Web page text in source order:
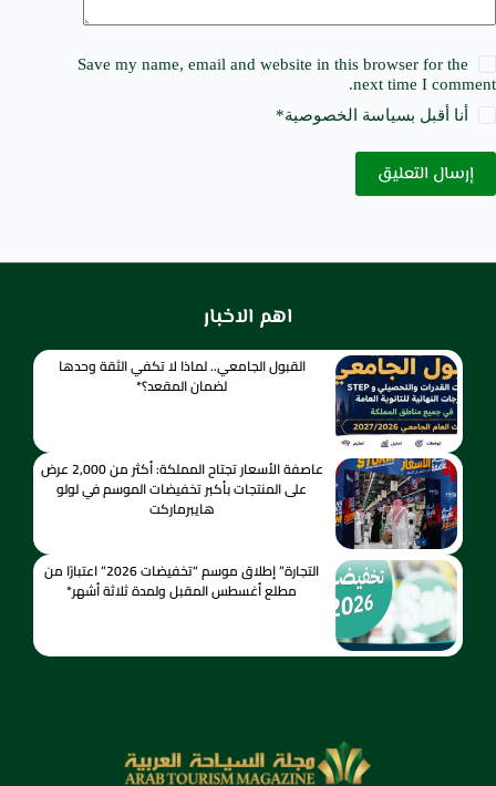
Save my name, email and website in this browser for the
next time I comment.
أنا أقبل بسياسة الخصوصية*
إرسال التعليق
اهم الاخبار
القبول الجامعي.. لماذا لا تكفي الثقة وحدها
لضمان المقعد؟*
عاصفة الأسعار تجتاح المملكة: أكثر من 2,000 عرض
على المنتجات بأكبر تخفيضات الموسم في لولو
هايبرماركت
التجارة” إطلاق موسم “تخفيضات 2026” اعتبارًا من
مطلع أغسطس المقبل ولمدة ثلاثة أشهر*